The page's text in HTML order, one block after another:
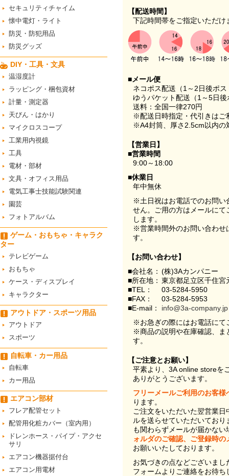
セキュリティチャイム
懐中電灯・ライト
防災・防犯用品
防災グッズ
DIY・工具・文具
温湿度計
ラッピング・梱包資材
計量・測定器
天びん・はかり
マイクロスコープ
工業用内視鏡
工具
電材・部材
文具・オフィス用品
電気工事士技能試験関連
園芸
フォトアルバム
ゲーム・おもちゃ・キャラク
ター
テレビゲーム
おもちゃ
ケース・ディスプレイ
キャラクター
アウトドア・スポーツ用品
アウトドア
スポーツ
自転車・カー用品
自転車
カー用品
エアコン部材
フレア配管セット
配管用化粧カバー（室内用）
ドレンホース・パイプ・アクセ
サリ
エアコン機器据付台
エアコン用電材
【配送時間】
下記時間帯をご指定いただけ
■メール便
ネコポス配送（1～2日後ポ
ゆうパケット配送（1～5日
送料：全国一律270円
※配送日時指定・代引きはご
※A4封筒、厚さ2.5cm以内の
【営業日】
■営業時間
9:00～18:00
■休業日
年中無休
※土日祝はお電話でのお問い
せん。ご用の方はメールに
します。
※営業時間外のお問い合わせ
す。
【お問い合わせ】
■会社名： (株)3Aカンパニー
■所在地： 東京都足立区千住
■TEL：
03-5284-5950
■FAX：
03-5284-5953
■E-mail：
info@3a-company.jp
※お急ぎの際にはお電話にて
※商品の説明や在庫確認、ま
す。
【ご注意とお願い】
平素より、3A online storeを
ありがとうございます。
フリーメールご利用のお客様
ります。
ご注文をいただいた翌営業
ルを送らせていただいてお
も関わらずメールが届かない
ォルダのご確認、ご登録時
お願いいたしております。
お気づきの点などございま
フォームよりご連絡をお待ち